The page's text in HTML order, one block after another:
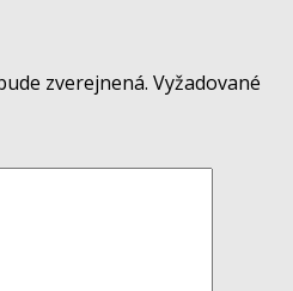
zverejnená. Vyžadované